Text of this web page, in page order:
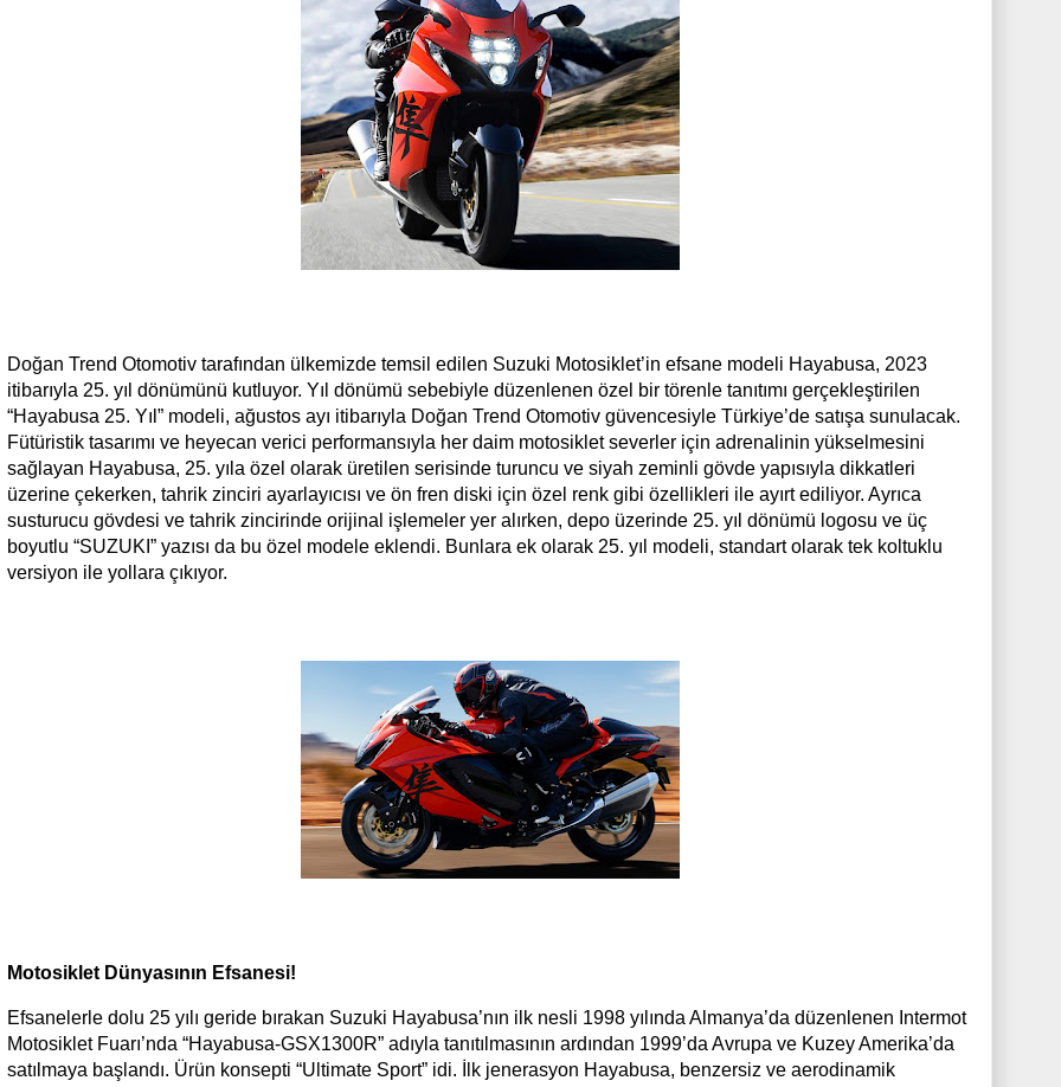
Doğan Trend Otomotiv tarafından ülkemizde temsil edilen Suzuki Motosiklet’in efsane modeli Hayabusa, 2023
itibarıyla 25. yıl dönümünü kutluyor. Yıl dönümü sebebiyle düzenlenen özel bir törenle tanıtımı gerçekleştirilen
“Hayabusa 25. Yıl” modeli, ağustos ayı itibarıyla Doğan Trend Otomotiv güvencesiyle Türkiye’de satışa sunulacak.
Fütüristik tasarımı ve heyecan verici performansıyla her daim motosiklet severler için adrenalinin yükselmesini
sağlayan Hayabusa, 25. yıla özel olarak üretilen serisinde turuncu ve siyah zeminli gövde yapısıyla dikkatleri
üzerine çekerken, tahrik zinciri ayarlayıcısı ve ön fren diski için özel renk gibi özellikleri ile ayırt ediliyor. Ayrıca
susturucu gövdesi ve tahrik zincirinde orijinal işlemeler yer alırken, depo üzerinde 25. yıl dönümü logosu ve üç
boyutlu “SUZUKI” yazısı da bu özel modele eklendi. Bunlara ek olarak 25. yıl modeli, standart olarak tek koltuklu
versiyon ile yollara çıkıyor.
Motosiklet Dünyasının Efsanesi!
Efsanelerle dolu 25 yılı geride bırakan Suzuki Hayabusa’nın ilk nesli 1998 yılında Almanya’da düzenlenen Intermot
Motosiklet Fuarı’nda “Hayabusa-GSX1300R” adıyla tanıtılmasının ardından 1999’da Avrupa ve Kuzey Amerika’da
satılmaya başlandı. Ürün konsepti “Ultimate Sport” idi. İlk jenerasyon Hayabusa, benzersiz ve aerodinamik